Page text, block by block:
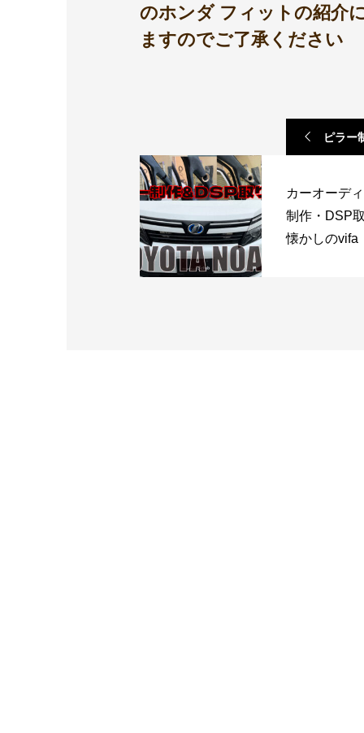
のホンダ フィットの紹介
ますのでご了承ください
ピラー
カーオーデ
制作・DSP
懐かしのvifa